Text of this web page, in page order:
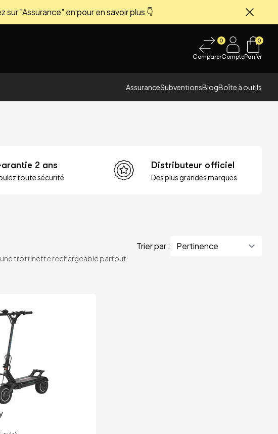
"Assurance" en pour en savoir plus 👇
0
ComparerCompte
0
Panier
AssuranceSubventionsBlogBoîte à outils
2 ans
toute sécurité
Distributeur officiel
Des plus grandes marques
trottinette rechargeable partout.
Trier par :